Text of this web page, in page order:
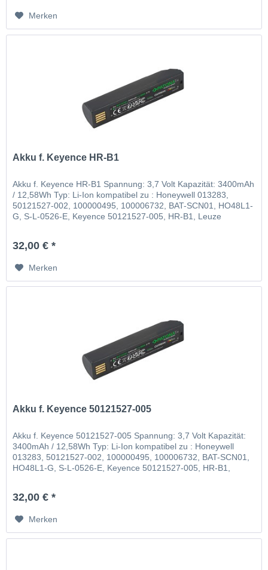
Merken
Akku f. Keyence HR-B1
Akku f. Keyence HR-B1 Spannung: 3,7 Volt Kapazität: 3400mAh
/ 12,58Wh Typ: Li-Ion kompatibel zu : Honeywell 013283,
50121527-002, 100000495, 100006732, BAT-SCN01, HO48L1-
G, S-L-0526-E, Keyence 50121527-005, HR-B1, Leuze
32,00 € *
Merken
Akku f. Keyence 50121527-005
Akku f. Keyence 50121527-005 Spannung: 3,7 Volt Kapazität:
3400mAh / 12,58Wh Typ: Li-Ion kompatibel zu : Honeywell
013283, 50121527-002, 100000495, 100006732, BAT-SCN01,
HO48L1-G, S-L-0526-E, Keyence 50121527-005, HR-B1,
32,00 € *
Merken